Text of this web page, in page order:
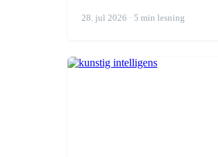
28. jul 2026 · 5 min lesning